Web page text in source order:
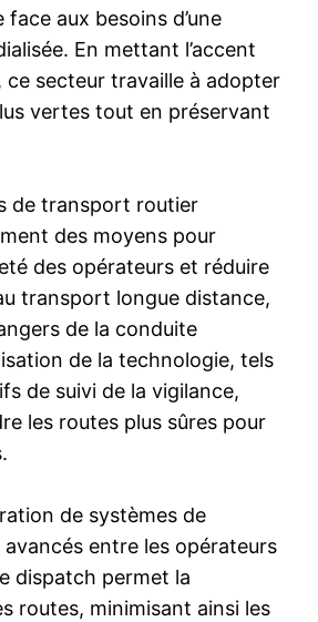
aux besoins d’une
En mettant l’accent
ce secteur travaille à adopter
vertes tout en préservant
de transport routier
des moyens pour
des opérateurs et réduire
transport longue distance,
de la conduite
de la technologie, tels
de suivi de la vigilance,
les routes plus sûres pour
de systèmes de
entre les opérateurs
dispatch permet la
routes, minimisant ainsi les